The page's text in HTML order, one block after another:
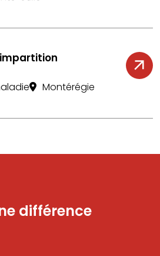
Montérégie
différence